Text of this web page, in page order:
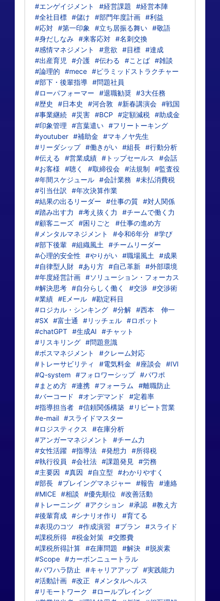
#エンゲイジメント
#経営課題
#経営本陣
#全社目標 #儲け #部門年度計画 #利益
#応対 #第一印象 #立ち居振る舞い #敬語
#身だしなみ #来客応対 #名刺交換
#感情マネジメント
#意欲 #目標 #達成
#出産育児
#介護 #伝わる #ことば #雑談
#論理的
#mece #ピラミッドストラクチャー
#部下・後輩指導 #問題社員
#ローパフォーマー
#退職勧奨 #3大任務
#歴史
#日本史 #河合敦 #新春講演会 #戦国
#事業継続 #災害 #BCP #定額減税 #助成金
#印象管理
#言葉遣い #フリートーキング
#youtuber #補助金
#マキノヤ先生
#リーダシップ #働きがい #組長 #行動分析
#伝える
#営業成績 #トップセールス
#会話
#お客様
#聴く #取締役会 #法規制
#監査役
#年間スケジュール #会計業務
#未払消費税
#引当仕訳
#年次決算作業
#結果の出るリーダー
#仕事の質 #対人関係
#踏み出す力
#考え抜く力
#チームで働く力
#顧客ニーズ #困りごと
#仕事の進め方
#メンタルマネジメント
#令和6年分 #学び
#部下後輩 #組織風土
#チームリーダー
#心理的安全性
#やりがい #職場風土
#成果
#自律型人財 #あり方 #自己革新 #外部環境
#年度経営計画 #ソリューション・フォーカス
#解決思考 #自分らしく働く #交渉 #交渉術
#業績 #Eメール #勘定科目
#ロジカル・シンキング #分解 #西本 伸一
#SX #富士通 #リッチェル #ロボット
#chatGPT #生成AI
#チャット
#リスキリング #問題意識
#ボスマネジメント
#クレーム対応
#トレーサビリティ
#電気料金 #座談会 #IVI
#Q-system
#フォロワーシップ #パワポ
#まとめ方 #連携 #フォーラム
#離職防止
#バーコード
#オンデマンド
#定着率
#指導担当者 #信頼関係構築 #リピート営業
#e-mail #スライドマスター
#ロジスティクス
#在庫分析
#アンガーマネジメント
#チーム力
#女性活躍 #指導法 #発想力
#所得税
#執行役員
#会社法 #課題発見
#労務
#主要因
#真因 #自立型
#わかりやすく
#部長 #プレイングマネジャー #報告 #連絡
#MICE #相談 #優先順位
#改善活動
#トレーニング #アクション #承認 #教え方
#後輩育成 #シナリオ作り
#育てる
#表現のコツ
#作成演習 #プラン
#スライド
#課税所得 #税金対策 #交際費
#課税所得計算 #在庫問題 #解決 #脱炭素
#Scope #カーボンニュートラル
#パワハラ防止
#キャリアアップ #実践能力
#活動計画 #改正
#メンタルヘルス
#リモートワーク
#ロールプレイング